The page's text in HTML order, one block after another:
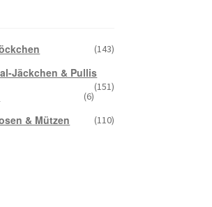
(143)
Jäckchen & Pullis
(151)
(6)
& Mützen (110)